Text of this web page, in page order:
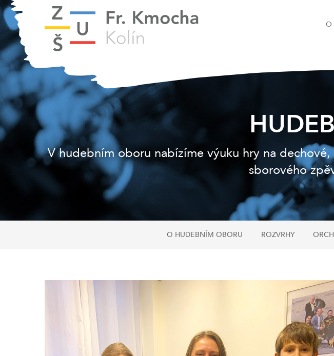
O
V hudebním oboru nabízíme výuku hry na
sborového
O HUDEBNÍM OBORU ROZVRHY